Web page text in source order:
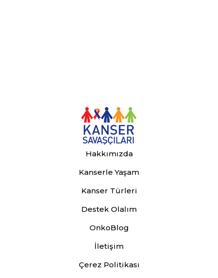
Hakkımızda
Kanserle Yaşam
Kanser Türleri
Destek Olalım
OnkoBlog
İletişim
Çerez Politikası